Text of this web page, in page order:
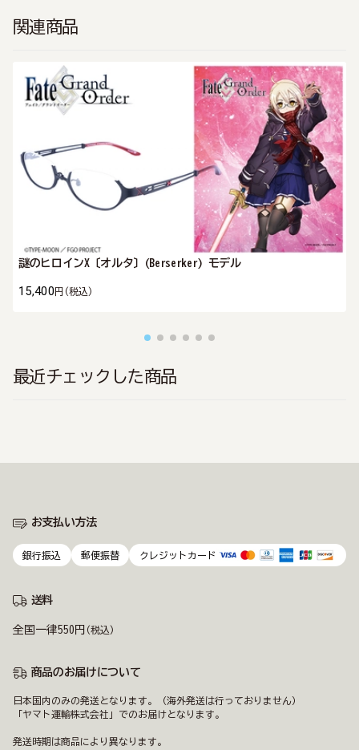
関連商品
謎のヒロインX〔オルタ〕(Berserker) モデル
15,400 円 (税込)
最近チェックした商品
お支払い方法
銀行振込 郵便振替 クレジットカード
送料
全国一律550円 (税込)
商品のお届けについて
日本国内のみの発送となります。（海外発送は行っておりません）
「ヤマト運輸株式会社」でのお届けとなります。
発送時期は商品により異なります。